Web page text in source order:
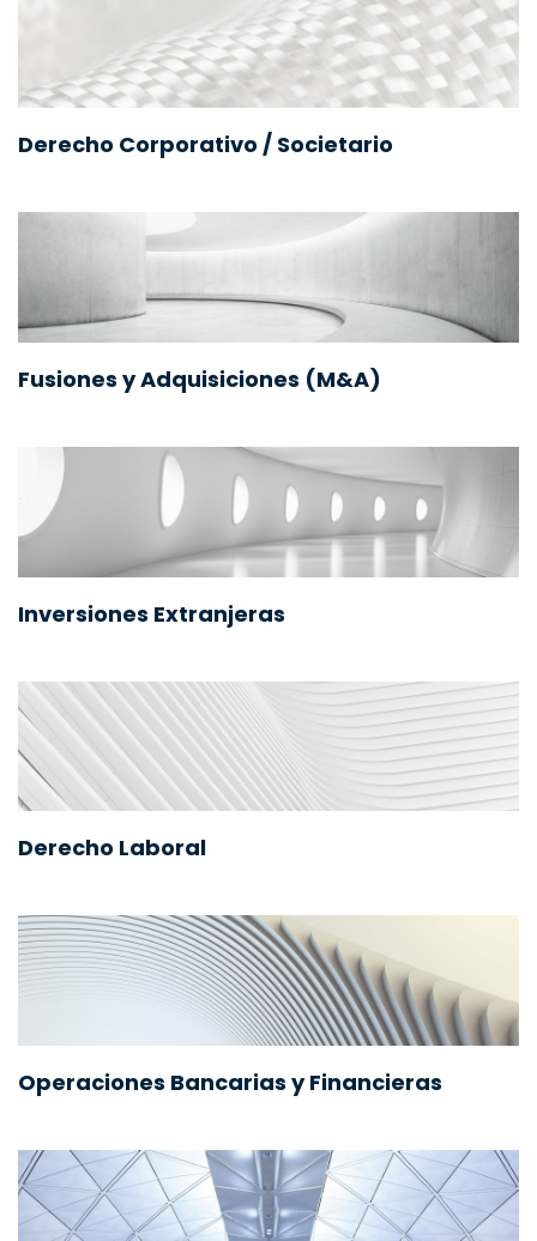
Derecho Corporativo / Societario
Fusiones y Adquisiciones (M&A)
Inversiones Extranjeras
Derecho Laboral
Operaciones Bancarias y Financieras